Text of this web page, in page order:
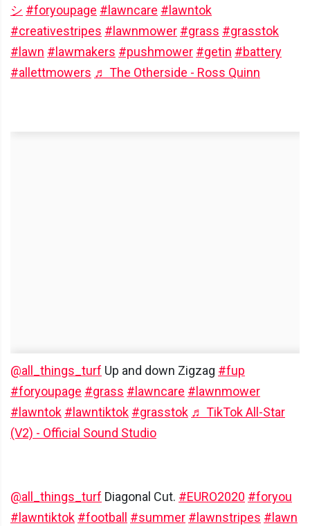
シ #foryoupage #lawncare #lawntok
#creativestripes #lawnmower #grass #grasstok
#lawn #lawmakers #pushmower #getin #battery
#allettmowers ♬ The Otherside - Ross Quinn
@all_things_turf Up and down Zigzag #fup
#foryoupage #grass #lawncare #lawnmower
#lawntok #lawntiktok #grasstok ♬ TikTok All-Star
(V2) - Official Sound Studio
@all_things_turf Diagonal Cut. #EURO2020 #foryou
#lawntiktok #football #summer #lawnstripes #lawn